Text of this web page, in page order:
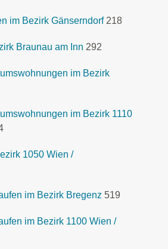
im Bezirk Gänserndorf 218
Braunau am Inn 292
im Bezirk
im Bezirk 1110
1050 Wien /
im Bezirk Bregenz 519
im Bezirk 1100 Wien /